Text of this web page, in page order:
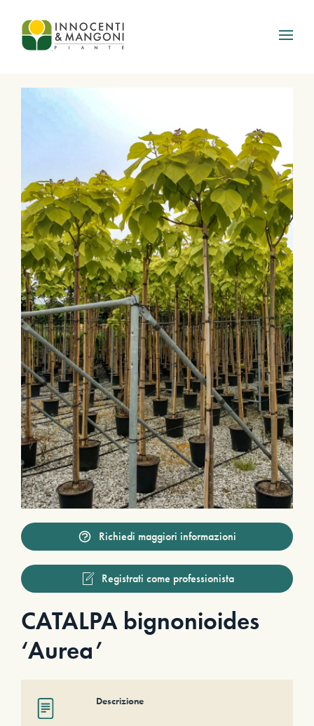
Skip to main content
Richiedi maggiori informazioni
Registrati come professionista
CATALPA bignonioides
‘Aurea’
Descrizione